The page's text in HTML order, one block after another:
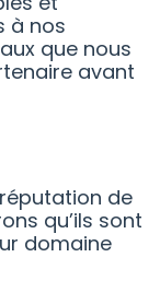
à nos
que nous
avant
de
qu’ils sont
domaine